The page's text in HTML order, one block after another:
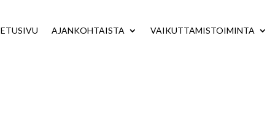
ETUSIVU AJANKOHTAISTA VAIKUTTAMISTOIMINTA